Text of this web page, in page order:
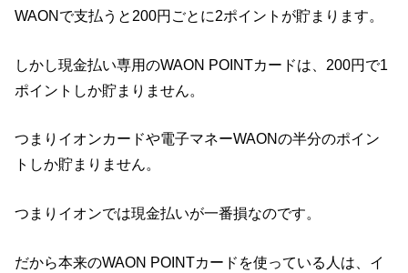
WAONで支払うと200円ごとに2ポイントが貯まります。
しかし現金払い専用のWAON POINTカードは、200円で1
ポイントしか貯まりません。
つまりイオンカードや電子マネーWAONの半分のポイン
トしか貯まりません。
つまりイオンでは現金払いが一番損なのです。
だから本来のWAON POINTカードを使っている人は、イ